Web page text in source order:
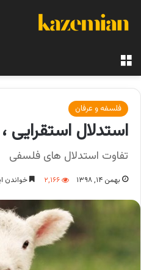
فلسفه و عرفان
استدلال استقرایی
تفاوت استدلال های فلسفی
بهمن ۱۴, ۱۳۹۸ ۲,۱۶۶ خواندن این مطلب